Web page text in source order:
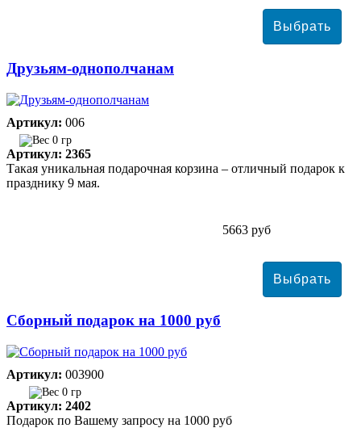
Друзьям-однополчанам
Артикул: 006
0 гр
Артикул: 2365
Такая уникальная подарочная корзина – отличный подарок к
празднику 9 мая.
5663 руб
Сборный подарок на 1000 руб
Артикул: 003900
0 гр
Артикул: 2402
Подарок по Вашему запросу на 1000 руб